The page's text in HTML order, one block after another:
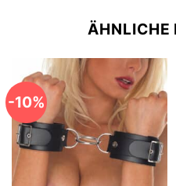
ÄHNLICHE
-10%